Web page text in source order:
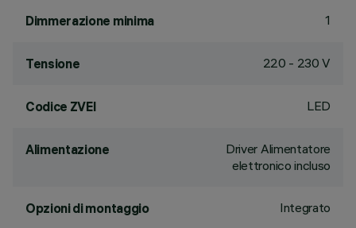
Dimmerazione minima 1
Tensione 220 - 230 V
Codice ZVEI LED
Alimentazione
Driver Alimentatore
elettronico incluso
Opzioni di montaggio Integrato